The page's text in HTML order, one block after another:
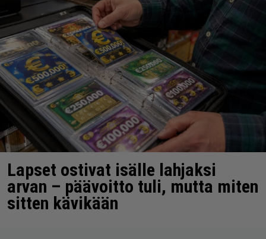
Lapset ostivat isälle lahjaksi
arvan – päävoitto tuli, mutta miten
sitten kävikään